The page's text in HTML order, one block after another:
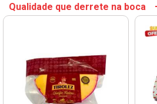
Qualidade que derrete na boca